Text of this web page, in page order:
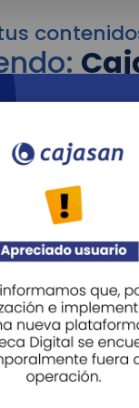
contenido de tu
utilizar el menú